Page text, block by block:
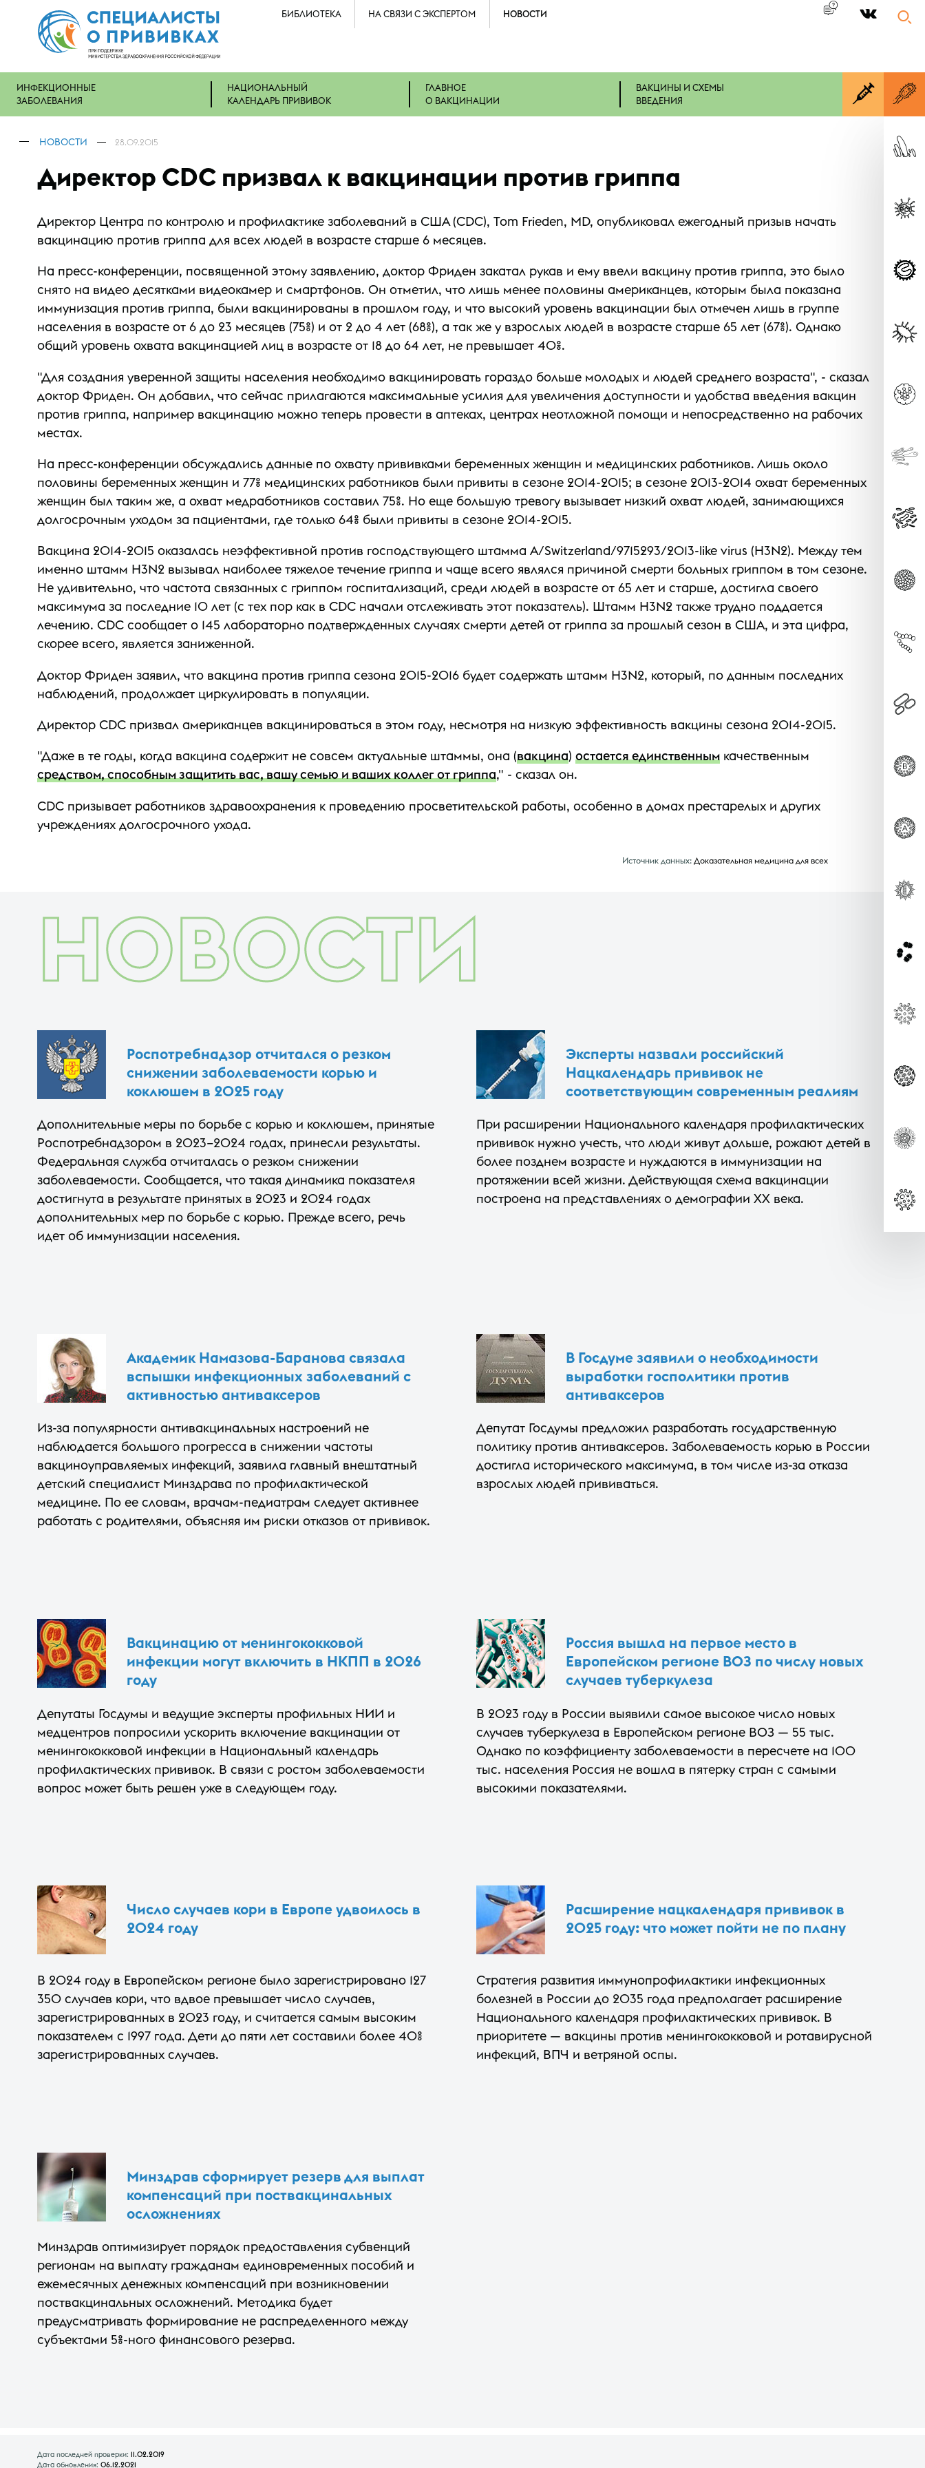
БИБЛИОТЕКА НА СВЯЗИ С ЭКСПЕРТОМ НОВОСТИ |
ИНФЕКЦИОННЫЕ
ЗАБОЛЕВАНИЯ
НАЦИОНАЛЬНЫЙ
КАЛЕНДАРЬ ПРИВИВОК
ГЛАВНОЕ
О ВАКЦИНАЦИИ
ВАКЦИНЫ И СХЕМЫ
ВВЕДЕНИЯ
НОВОСТИ 28.09.2015
Директор CDC призвал к вакцинации против гриппа
Директор Центра по контролю и профилактике заболеваний в США (CDC), Tom Frieden, MD, опубликовал ежегодный призыв начать
вакцинацию против гриппа для всех людей в возрасте старше 6 месяцев.
На пресс-конференции, посвященной этому заявлению, доктор Фриден закатал рукав и ему ввели вакцину против гриппа, это было
снято на видео десятками видеокамер и смартфонов. Он отметил, что лишь менее половины американцев, которым была показана
иммунизация против гриппа, были вакцинированы в прошлом году, и что высокий уровень вакцинации был отмечен лишь в группе
населения в возрасте от 6 до 23 месяцев (75%) и от 2 до 4 лет (68%), а так же у взрослых людей в возрасте старше 65 лет (67%). Однако
общий уровень охвата вакцинацией лиц в возрасте от 18 до 64 лет, не превышает 40%.
"Для создания уверенной защиты населения необходимо вакцинировать гораздо больше молодых и людей среднего возраста", - сказал
доктор Фриден. Он добавил, что сейчас прилагаются максимальные усилия для увеличения доступности и удобства введения вакцин
против гриппа, например вакцинацию можно теперь провести в аптеках, центрах неотложной помощи и непосредственно на рабочих
местах.
На пресс-конференции обсуждались данные по охвату прививками беременных женщин и медицинских работников. Лишь около
половины беременных женщин и 77% медицинских работников были привиты в сезоне 2014-2015; в сезоне 2013-2014 охват беременных
женщин был таким же, а охват медработников составил 75%. Но еще большую тревогу вызывает низкий охват людей, занимающихся
долгосрочным уходом за пациентами, где только 64% были привиты в сезоне 2014-2015.
Вакцина 2014-2015 оказалась неэффективной против господствующего штамма A/Switzerland/9715293/2013-like virus (H3N2). Между тем
именно штамм H3N2 вызывал наиболее тяжелое течение гриппа и чаще всего являлся причиной смерти больных гриппом в том сезоне.
Не удивительно, что частота связанных с гриппом госпитализаций, среди людей в возрасте от 65 лет и старше, достигла своего
максимума за последние 10 лет (с тех пор как в CDC начали отслеживать этот показатель). Штамм H3N2 также трудно поддается
лечению. CDC сообщает о 145 лабораторно подтвержденных случаях смерти детей от гриппа за прошлый сезон в США, и эта цифра,
скорее всего, является заниженной.
Доктор Фриден заявил, что вакцина против гриппа сезона 2015-2016 будет содержать штамм H3N2, который, по данным последних
наблюдений, продолжает циркулировать в популяции.
Директор CDC призвал американцев вакцинироваться в этом году, несмотря на низкую эффективность вакцины сезона 2014-2015.
"Даже в те годы, когда вакцина содержит не совсем актуальные штаммы, она (вакцина) остается единственнымкачественным
средством, способным защитить вас, вашу семью и ваших коллег от гриппа," - сказал он.
CDC призывает работников здравоохранения к проведению просветительской работы, особенно в домах престарелых и других
учреждениях долгосрочного ухода.
Источник данных:Доказательная медицина для всех
НОВОСТИ
Роспотребнадзор отчитался о резком
снижении заболеваемости корью и
коклюшем в 2025 году
Дополнительные меры по борьбе с корью и коклюшем, принятые
Роспотребнадзором в 2023–2024 годах, принесли результаты.
Федеральная служба отчиталась о резком снижении
заболеваемости. Сообщается, что такая динамика показателя
достигнута в результате принятых в 2023 и 2024 годах
дополнительных мер по борьбе с корью. Прежде всего, речь
идет об иммунизации населения.
Эксперты назвали российский
Нацкалендарь прививок не
соответствующим современным реалиям
При расширении Национального календаря профилактических
прививок нужно учесть, что люди живут дольше, рожают детей в
более позднем возрасте и нуждаются в иммунизации на
протяжении всей жизни. Действующая схема вакцинации
построена на представлениях о демографии XX века.
Академик Намазова-Баранова связала
вспышки инфекционных заболеваний с
активностью антиваксеров
Из-за популярности антивакцинальных настроений не
наблюдается большого прогресса в снижении частоты
вакциноуправляемых инфекций, заявила главный внештатный
детский специалист Минздрава по профилактической
медицине. По ее словам, врачам-педиатрам следует активнее
работать с родителями, объясняя им риски отказов от прививок.
В Госдуме заявили о необходимости
выработки госполитики против
антиваксеров
Депутат Госдумы предложил разработать государственную
политику против антиваксеров. Заболеваемость корью в России
достигла исторического максимума, в том числе из-за отказа
взрослых людей прививаться.
Вакцинацию от менингококковой
инфекции могут включить в НКПП в 2026
году
Депутаты Госдумы и ведущие эксперты профильных НИИ и
медцентров попросили ускорить включение вакцинации от
менингококковой инфекции в Национальный календарь
профилактических прививок. В связи с ростом заболеваемости
вопрос может быть решен уже в следующем году.
Россия вышла на первое место в
Европейском регионе ВОЗ по числу новых
случаев туберкулеза
В 2023 году в России выявили самое высокое число новых
случаев туберкулеза в Европейском регионе ВОЗ — 55 тыс.
Однако по коэффициенту заболеваемости в пересчете на 100
тыс. населения Россия не вошла в пятерку стран с самыми
высокими показателями.
Число случаев кори в Европе удвоилось в
2024 году
В 2024 году в Европейском регионе было зарегистрировано 127
350 случаев кори, что вдвое превышает число случаев,
зарегистрированных в 2023 году, и считается самым высоким
показателем с 1997 года. Дети до пяти лет составили более 40%
зарегистрированных случаев.
Расширение нацкалендаря прививок в
2025 году: что может пойти не по плану
Стратегия развития иммунопрофилактики инфекционных
болезней в России до 2035 года предполагает расширение
Национального календаря профилактических прививок. В
приоритете — вакцины против менингококковой и ротавирусной
инфекций, ВПЧ и ветряной оспы.
Минздрав сформирует резерв для выплат
компенсаций при поствакцинальных
осложнениях
Минздрав оптимизирует порядок предоставления субвенций
регионам на выплату гражданам единовременных пособий и
ежемесячных денежных компенсаций при возникновении
поствакцинальных осложнений. Методика будет
предусматривать формирование не распределенного между
субъектами 5%-ного финансового резерва.
Дата последней проверки: 11.02.2019
Дата обновления: 06.12.2021